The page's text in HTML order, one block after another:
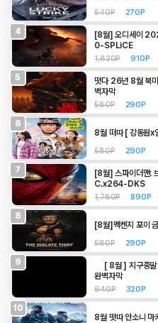
540P 270P
4
[8월] 오디세이
0-SPLiCE
1,820P 910P
5
떳다 26년 8월 북
벽자막
580P 290P
6
8월 떠따 [ 강동원x
580P 290P
7
[8월] 스파이더맨
C.x264-DKS
1,780P 890P
8
[8월]멕켄지 포이
580P 290P
9
[ 8월 ] 지구종말
완벽자막
640P 320P
10
8월 떳따 안소니 마